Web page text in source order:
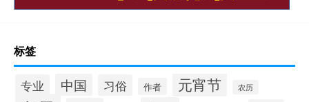
标签
专业 中国 习俗 作者 元宵节 农历